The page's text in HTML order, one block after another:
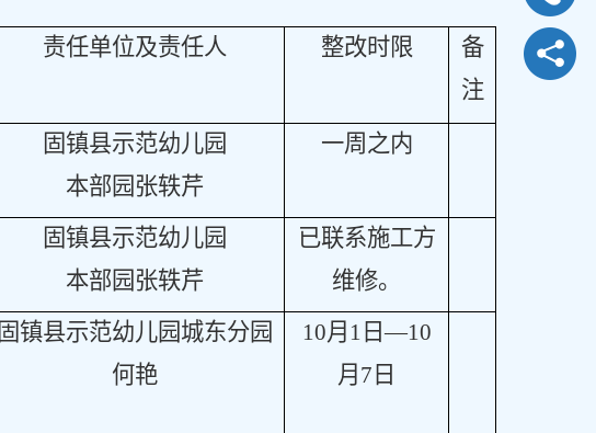
责任单位及责任人 整改时限
备
注
固镇县示范幼儿园
本部园张轶芹
一周之内
固镇县示范幼儿园
本部园张轶芹
已联系施工方
维修。
固镇县示范幼儿园城东分园
何艳
10月1日—10
月7日